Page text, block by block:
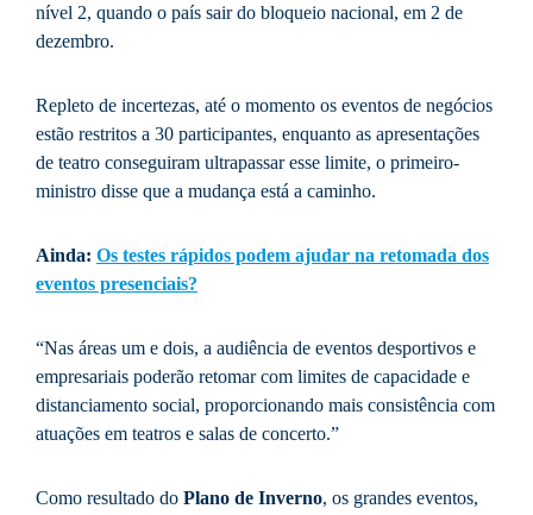
nível 2, quando o país sair do bloqueio nacional, em 2 de
dezembro.
Repleto de incertezas, até o momento os eventos de negócios
estão restritos a 30 participantes, enquanto as apresentações
de teatro conseguiram ultrapassar esse limite, o primeiro-
ministro disse que a mudança está a caminho.
Ainda: Os testes rápidos podem ajudar na retomada dos
eventos presenciais?
“Nas áreas um e dois, a audiência de eventos desportivos e
empresariais poderão retomar com limites de capacidade e
distanciamento social, proporcionando mais consistência com
atuações em teatros e salas de concerto.”
Como resultado do Plano de Inverno, os grandes eventos,